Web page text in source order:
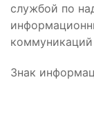
службой по
Знак